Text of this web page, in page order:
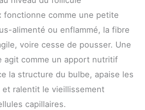
fonctionne comme une petite
alimenté ou enflammé, la fibre
voire cesse de pousser. Une
agit comme un apport nutritif
la structure du bulbe, apaise les
ralentit le vieillissement
capillaires.